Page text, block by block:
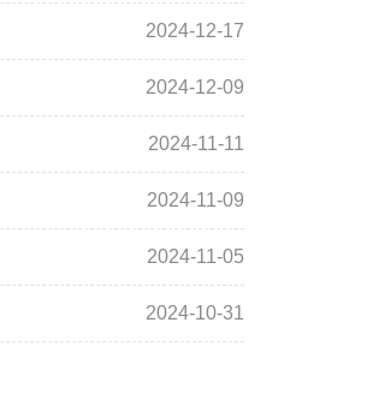
2024-12-17
2024-12-09
2024-11-11
2024-11-09
2024-11-05
2024-10-31